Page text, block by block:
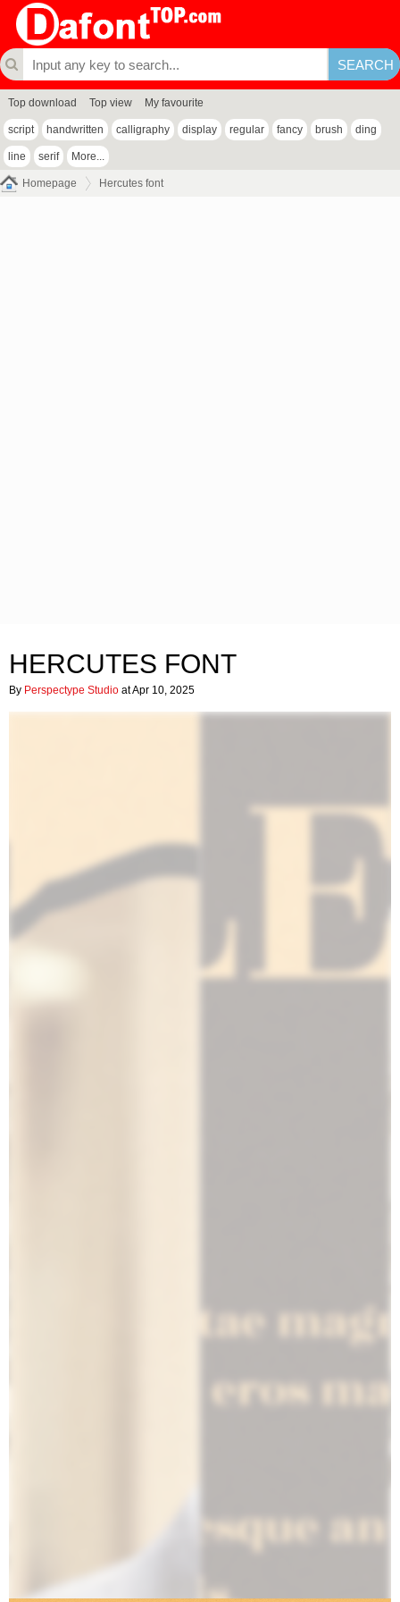
Top download Top view My favourite
script handwritten calligraphy display regular fancy brush ding
line serif More...
Homepage Hercutes font
HERCUTES FONT
By Perspectype Studio at Apr 10, 2025